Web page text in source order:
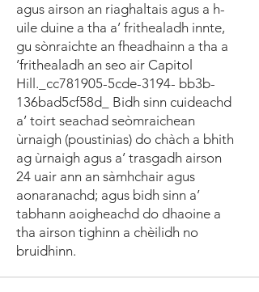
agus airson an riaghaltais agus a h-
uile duine a tha a’ frithealadh innte,
gu sònraichte an fheadhainn a tha a
’frithealadh an seo air Capitol
Hill._cc781905-5cde-3194- bb3b-
136bad5cf58d_ Bidh sinn cuideachd
a’ toirt seachad seòmraichean
ùrnaigh (poustinias) do chàch a bhith
ag ùrnaigh agus a’ trasgadh airson
24 uair ann an sàmhchair agus
aonaranachd; agus bidh sinn a’
tabhann aoigheachd do dhaoine a
tha airson tighinn a chèilidh no
bruidhinn.